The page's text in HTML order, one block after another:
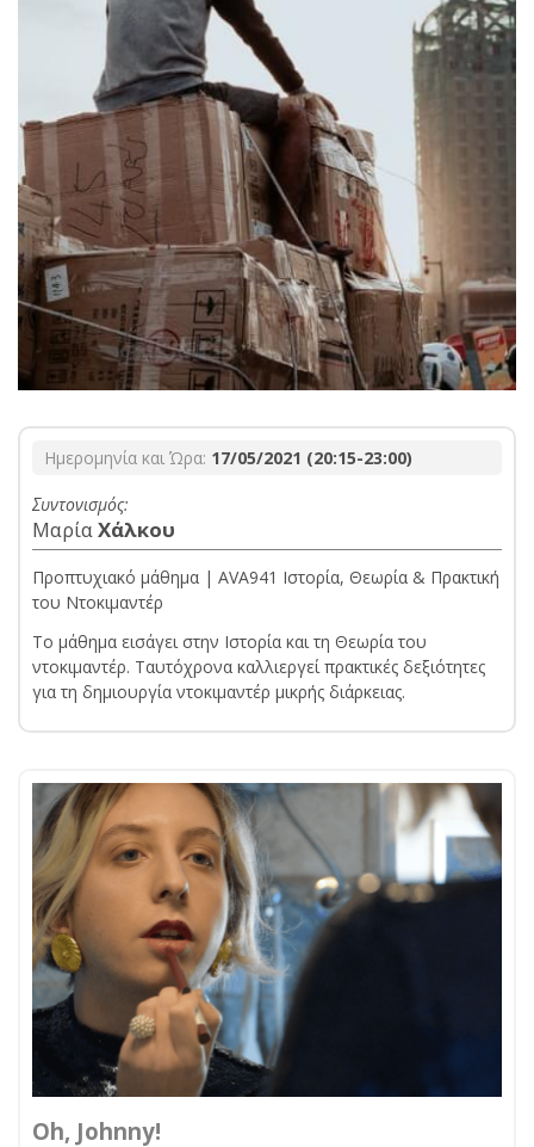
Ημερομηνία και Ώρα: 17/05/2021 (20:15-23:00)
Συντονισμός:
ΜαρίαΧάλκου
Προπτυχιακό μάθημα | AVA941 Ιστορία, Θεωρία & Πρακτική
του Ντοκιμαντέρ
Το μάθημα εισάγει στην Ιστορία και τη Θεωρία του
ντοκιμαντέρ. Ταυτόχρονα καλλιεργεί πρακτικές δεξιότητες
για τη δημιουργία ντοκιμαντέρ μικρής διάρκειας.
Oh, Johnny!